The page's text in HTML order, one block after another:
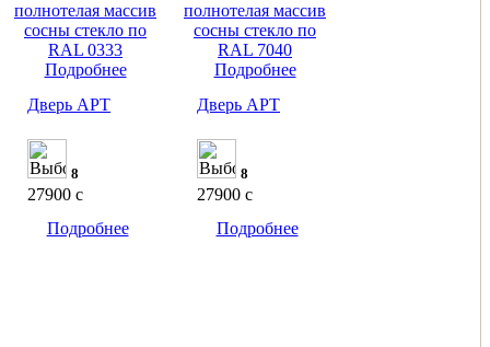
Подробнее
Дверь АРТ
8
27900 c
Подробнее
Подробнее
Дверь АРТ
8
27900 c
Подробнее